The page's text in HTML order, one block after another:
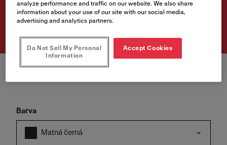
Vyhledávač prodejních
míst
Barva
Matná černá
analyze performance and traffic on our website. We also share
information about your use of our site with our social media,
advertising and analytics partners.
Do Not Sell My Personal
Information
Accept Cookies